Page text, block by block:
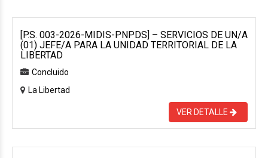
[P.S. 003-2026-MIDIS-PNPDS] – SERVICIOS DE UN/A
(01) JEFE/A PARA LA UNIDAD TERRITORIAL DE LA
LIBERTAD
Concluido
La Libertad
VER DETALLE